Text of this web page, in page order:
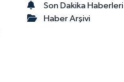
Son Dakika Haberleri
Haber Arşivi